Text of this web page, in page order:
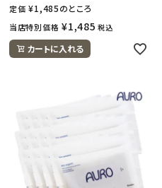
定価 ¥1,485のところ
当店特別価格 ¥1,485 税込
カートに入れる